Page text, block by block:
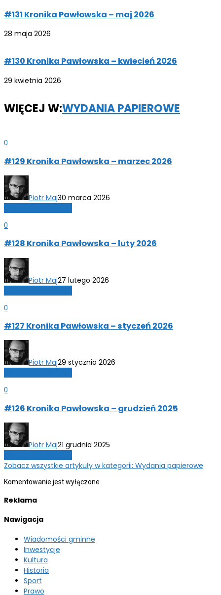
#131 Kronika Pawłowska – maj 2026
28 maja 2026
#130 Kronika Pawłowska – kwiecień 2026
29 kwietnia 2026
WIĘCEJ W:WYDANIA PAPIEROWE
0
#129 Kronika Pawłowska – marzec 2026
Piotr Maj30 marca 2026
0
#128 Kronika Pawłowska – luty 2026
Piotr Maj27 lutego 2026
0
#127 Kronika Pawłowska – styczeń 2026
Piotr Maj29 stycznia 2026
0
#126 Kronika Pawłowska – grudzień 2025
Piotr Maj21 grudnia 2025
Zobacz wszystkie artykuły w kategorii: Wydania papierowe
Komentowanie jest wyłączone.
Reklama
Nawigacja
Wiadomości gminne
Inwestycje
Kultura
Historia
Sport
Prawo